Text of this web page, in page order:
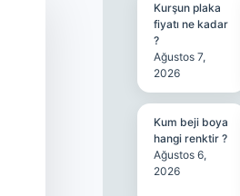
Kurşun plaka
fiyatı ne kadar
?
Ağustos 7,
2026
Kum beji boya
hangi renktir ?
Ağustos 6,
2026